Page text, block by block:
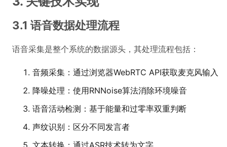
3.1 语音数据处理流程
语音采集是整个系统的数据源头，其处理流程包括：
音频采集：通过浏览器WebRTC API获取麦克风输入
降噪处理：使用RNNoise算法消除环境噪音
语音活动检测：基于能量和过零率双重判断
声纹识别：区分不同发言者
文本转换：通过ASR技术转为文字